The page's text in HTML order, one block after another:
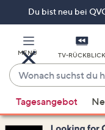
Du bist neu bei
MENÜ TV-RÜCKBLICK
Wonach
suchst
du
heute?
Vorschläge
verfügbar
Tagesangebot